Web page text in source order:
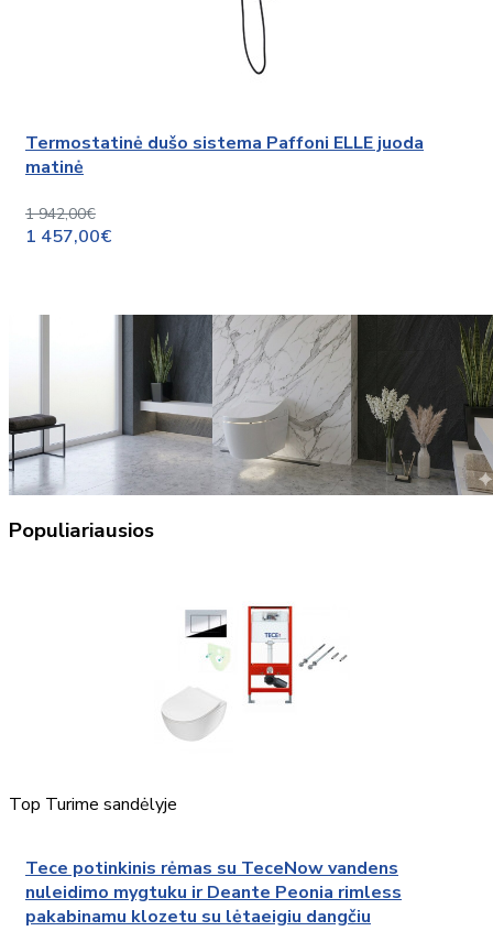
Termostatinė dušo sistema Paffoni ELLE juoda
matinė
1 942,00€
1 457,00€
Populiariausios
Top Turime sandėlyje
Tece potinkinis rėmas su TeceNow vandens
nuleidimo mygtuku ir Deante Peonia rimless
pakabinamu klozetu su lėtaeigiu dangčiu